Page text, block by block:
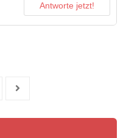
Antworte jetzt!